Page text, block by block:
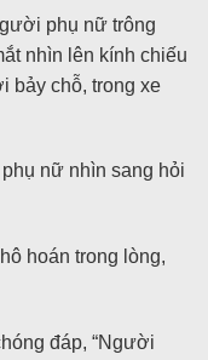
phụ nữ trông
nhìn lên kính chiếu
bảy chỗ, trong xe
nữ nhìn sang hỏi
hoán trong lòng,
đáp, “Người